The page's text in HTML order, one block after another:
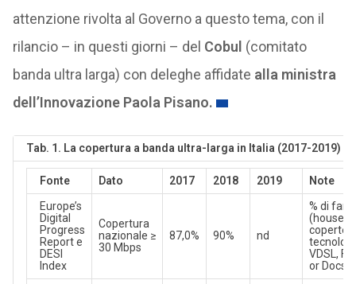
attenzione rivolta al Governo a questo tema, con il
rilancio – in questi giorni – del Cobul (comitato
banda ultra larga) con deleghe affidate alla ministra
dell’Innovazione Paola Pisano.
Tab. 1. La copertura a banda ultra-larga in Italia (2017-2019)
Fonte Dato 2017 2018 2019
Note
Europe’s
Digital
Progress
Report e
DESI
Index
Copertura
nazionale ≥
30 Mbps
87,0% 90% nd
% di
coperte
VDSL,
or